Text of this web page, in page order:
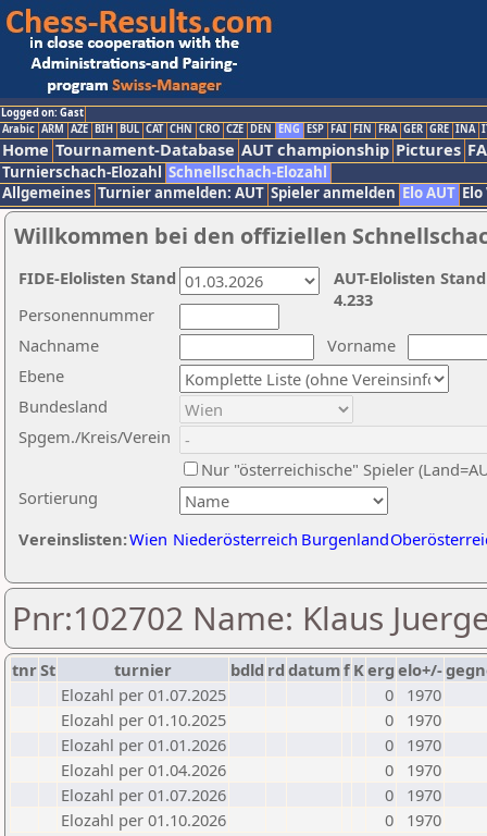
Logged on: Gast
Arabic ARM AZE BIH BUL CAT CHN CRO CZE DEN ENG ESP FAI FIN FRA GER GRE INA
Home Tournament-Database AUT championship Pictures
Turnierschach-Elozahl Schnellschach-Elozahl
Allgemeines Turnier anmelden: AUT Spieler anmelden Elo AUT
Willkommen bei den offiziellen
Nachname
Vorname
Ebene
Sortierung
Personennummer
Bundesland
Spgem./Kreis/Verein
Nur "österreichische" Spieler
Vereinslisten:Wien Niederösterreich Burgenland
AUT-Elolisten
4.233
FIDE-Elolisten Stand
Pnr:102702 Name: Klaus
tnrSt turnier bdld rd datumf Kerg elo+/-
Elozahl per 01.07.2025
0
1970
Elozahl per 01.10.2025
0
1970
Elozahl per 01.01.2026
0
1970
Elozahl per 01.04.2026
0
1970
Elozahl per 01.07.2026
0
1970
Elozahl per 01.10.2026
0 1970